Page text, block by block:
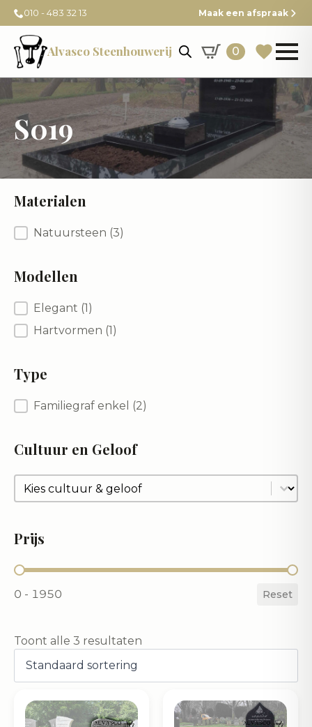
010 - 483 32 13 Maak een afspraak
Alvasco Steenhouwerij 0
S019
Materialen
Materialen
Natuursteen (3)
Modellen
Modellen
Elegant (1)
Hartvormen (1)
Type
TypeFamiliegraf enkel (2)
Cultuur en Geloof
Cultuur en Geloof
Cultuur en Geloof
Prijs
Prijs
0 - 1950 Reset
Toont alle 3 resultaten